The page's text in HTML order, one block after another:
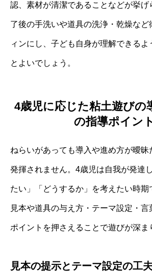
認、素材が清潔であることなどが挙げ
了後の手洗いや道具の洗浄・乾燥など
ィンにし、子ども自身が理解できるよ
とよいでしょう。
4歳児に応じた粘土遊びの
の指導ポイント
ねらいがあっても導入や進め方が曖昧
発揮されません。4歳児は自我が発達
たい」「どうするか」を考えたい時期
見本や道具の与え方・テーマ設定・
ポイントを押さえることで遊びが深ま
見本の提示とテーマ設定の工